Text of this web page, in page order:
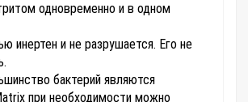
одновременно и в одном
инертен и не разрушается. Его не
бактерий являются
при необходимости можно